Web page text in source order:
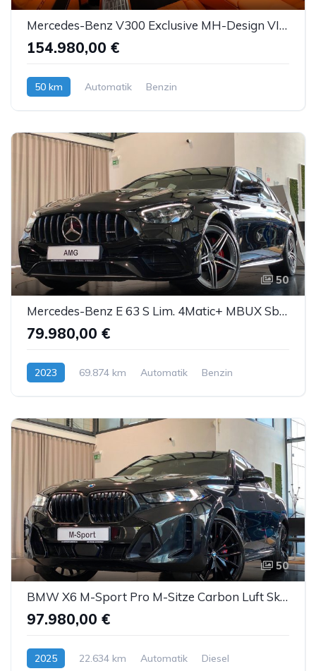
Mercedes-Benz V300 Exclusive MH-Design VIP-Umbau 4xLuxussitze
154.980,00 €
50 km Automatik Benzin
50
Mercedes-Benz E 63 S Lim. 4Matic+ MBUX Sbel Pano Burmester DTR
79.980,00 €
2023 69.874 km Automatik Benzin
50
BMW X6 M-Sport Pro M-Sitze Carbon Luft SkyL AHK ACC
97.980,00 €
2025 22.634 km Automatik Diesel